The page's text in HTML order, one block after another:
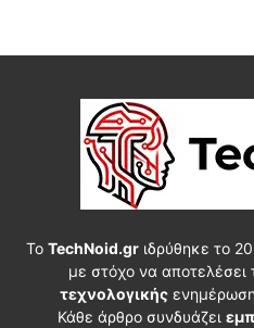
Το TechNoid.grιδρύθηκε το
με στόχο να αποτελέσει
τεχνολογικής
Κάθε άρθρο συνδυάζει